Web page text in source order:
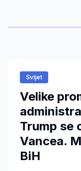
Svijet
Velike
Trump se
Vancea.
BiH